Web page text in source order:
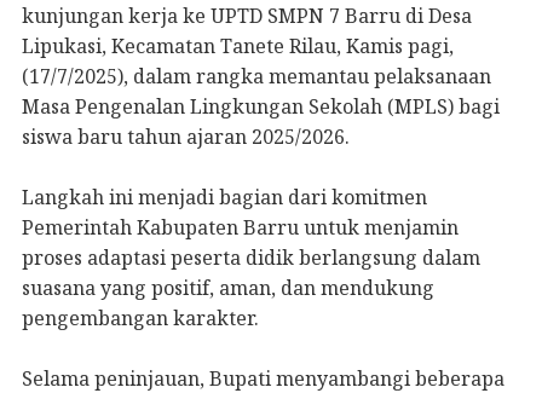
kunjungan kerja ke UPTD SMPN 7 Barru di Desa
Lipukasi, Kecamatan Tanete Rilau, Kamis pagi,
(17/7/2025), dalam rangka memantau pelaksanaan
Masa Pengenalan Lingkungan Sekolah (MPLS) bagi
siswa baru tahun ajaran 2025/2026.
Langkah ini menjadi bagian dari komitmen
Pemerintah Kabupaten Barru untuk menjamin
proses adaptasi peserta didik berlangsung dalam
suasana yang positif, aman, dan mendukung
pengembangan karakter.
Selama peninjauan, Bupati menyambangi beberapa